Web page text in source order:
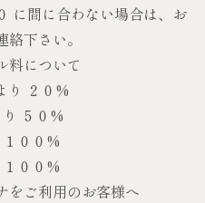
に間に合わない場合は、お
下さい。
について
り ２０%
５０%
００%
００%
ご利用のお客様へ